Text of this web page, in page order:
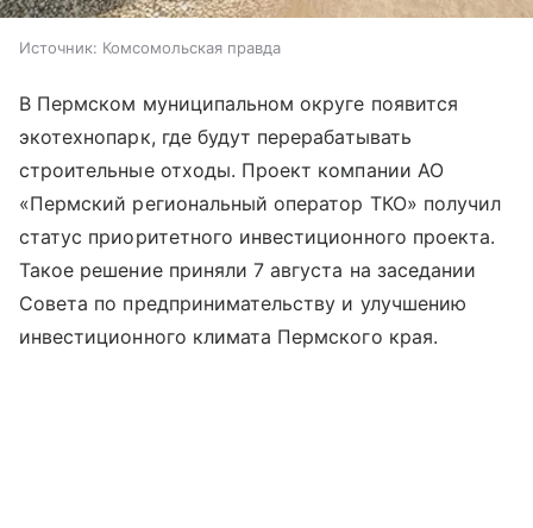
Источник: Комсомольская правда
В Пермском муниципальном округе появится
экотехнопарк, где будут перерабатывать
строительные отходы. Проект компании АО
«Пермский региональный оператор ТКО» получил
статус приоритетного инвестиционного проекта.
Такое решение приняли 7 августа на заседании
Совета по предпринимательству и улучшению
инвестиционного климата Пермского края.